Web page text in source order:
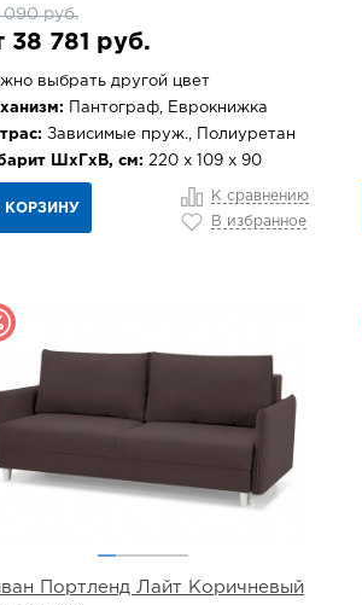
090 руб.
38 781 руб.
выбрать другой цвет
Пантограф, Еврокнижка
Зависимые пруж., Полиуретан
ШхГхВ, см: 220 х 109 х 90
КОРЗИНУ
К сравнению
В избранное
Портленд Лайт Коричневый